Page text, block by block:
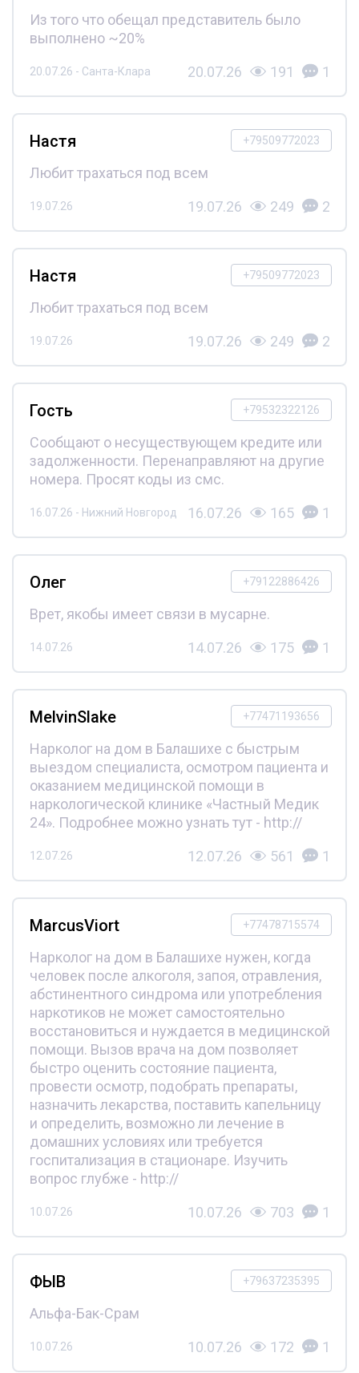
Из того что обещал представитель было
выполнено ~20%
20.07.26 - Санта-Клара 20.07.26 191 1
+79509772023
Настя
Любит трахаться под всем
19.07.26 19.07.26 249 2
+79509772023
Настя
Любит трахаться под всем
19.07.26 19.07.26 249 2
+79532322126
Гость
Сообщают о несуществующем кредите или
задолженности. Перенаправляют на другие
номера. Просят коды из смс.
16.07.26 - Нижний Новгород 16.07.26 165 1
+79122886426
Олег
Врет, якобы имеет связи в мусарне.
14.07.26 14.07.26 175 1
+77471193656
MelvinSlake
Нарколог на дом в Балашихе с быстрым
выездом специалиста, осмотром пациента и
оказанием медицинской помощи в
наркологической клинике «Частный Медик
24». Подробнее можно узнать тут - http://
12.07.26 12.07.26 561 1
+77478715574
MarcusViort
Нарколог на дом в Балашихе нужен, когда
человек после алкоголя, запоя, отравления,
абстинентного синдрома или употребления
наркотиков не может самостоятельно
восстановиться и нуждается в медицинской
помощи. Вызов врача на дом позволяет
быстро оценить состояние пациента,
провести осмотр, подобрать препараты,
назначить лекарства, поставить капельницу
и определить, возможно ли лечение в
домашних условиях или требуется
госпитализация в стационаре. Изучить
вопрос глубже - http://
10.07.26 10.07.26 703 1
+79637235395
ФЫВ
Альфа-Бак-Срам
10.07.26 10.07.26 172 1